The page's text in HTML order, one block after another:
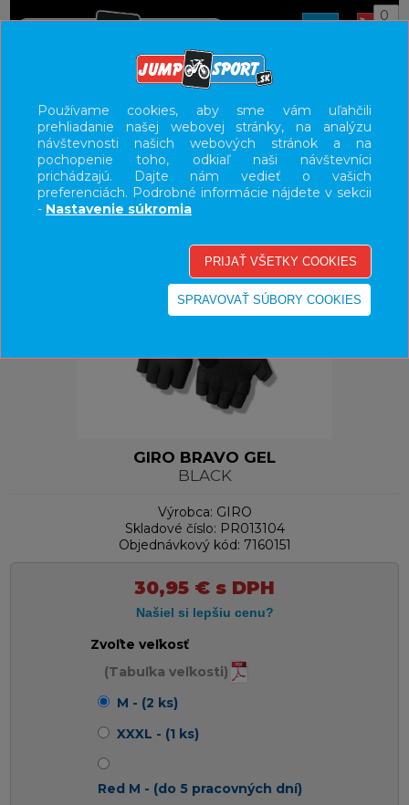
0
UŽÍVATEĽSKÝ PANEL
KATEGÓRIE
HLAVNÉ MENU
GIRO BRAVO GEL
BLACK
Výrobca: GIRO
Skladové číslo: PR013104
Objednávkový kód: 7160151
30,95 € s DPH
Zvoľte veľkosť
(Tabuľka veľkosti)
M - (2 ks)
XXXL - (1 ks)
Red M - (do 5 pracovných dní)
Používame cookies, aby sme vám uľahčili
prehliadanie našej webovej stránky, na analýzu
návštevnosti našich webových stránok a na
pochopenie toho, odkiaľ naši návštevníci
prichádzajú. Dajte nám vedieť o vašich
preferenciách. Podrobné informácie nájdete v sekcii
- Nastavenie súkromia